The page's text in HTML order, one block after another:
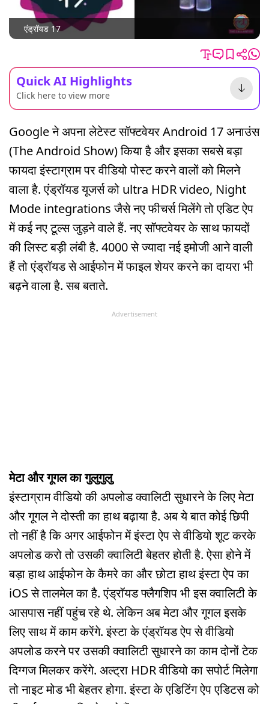
एंड्रॉयड 17
Quick AI Highlights
Click here to view more
Google ने अपना लेटेस्ट सॉफ्टवेयर Android 17 अनाउंस
(The Android Show) किया है और इसका सबसे बड़ा
फायदा इंस्टाग्राम पर वीडियो पोस्ट करने वालों को मिलने
वाला है. एंड्रॉयड यूजर्स को ultra HDR video, Night
Mode integrations जैसे नए फीचर्स मिलेंगे तो एडिट ऐप
में कई नए टूल्स जुड़ने वाले हैं. नए सॉफ्टवेयर के साथ फायदों
की लिस्ट बड़ी लंबी है. 4000 से ज्यादा नई इमोजी आने वाली
हैं तो एंड्रॉयड से आईफोन में फाइल शेयर करने का दायरा भी
बढ़ने वाला है. सब बताते.
Advertisement
मेटा और गूगल का गुलुगुलु
इंस्टाग्राम वीडियो की अपलोड क्वालिटी सुधारने के लिए मेटा
और गूगल ने दोस्ती का हाथ बढ़ाया है. अब ये बात कोई छिपी
तो नहीं है कि अगर आईफोन में इंस्टा ऐप से वीडियो शूट करके
अपलोड करो तो उसकी क्वालिटी बेहतर होती है. ऐसा होने में
बड़ा हाथ आईफोन के कैमरे का और छोटा हाथ इंस्टा ऐप का
iOS से तालमेल का है. एंड्रॉयड फ्लैगशिप भी इस क्वालिटी के
आसपास नहीं पहुंच रहे थे. लेकिन अब मेटा और गूगल इसके
लिए साथ में काम करेंगे. इंस्टा के एंड्रॉयड ऐप से वीडियो
अपलोड करने पर उसकी क्वालिटी सुधारने का काम दोनों टेक
दिग्गज मिलकर करेंगे. अल्ट्रा HDR वीडियो का सपोर्ट मिलेगा
तो नाइट मोड भी बेहतर होगा. इंस्टा के एडिटिंग ऐप एडिटस को